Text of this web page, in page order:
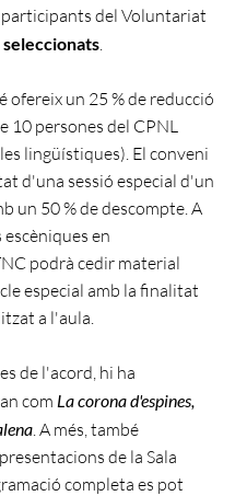
del Voluntariat
ofereix un 25 % de reducció
10 persones del CPNL
lingüístiques). El conveni
d'una sessió especial d'un
un 50 % de descompte. A
en
podrà cedir material
especial amb la finalitat
a l'aula.
de l'acord, hi ha
com La corona d'espines,
. A més, també
de la Sala
completa es pot